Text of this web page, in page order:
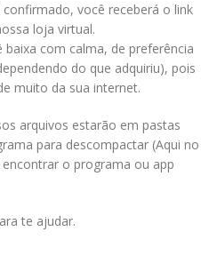
você receberá o link
loja virtual.
com calma, de preferência
do que adquiriu), pois
muito da sua internet.
arquivos estarão em pastas
para descompactar (Aqui no
o programa ou app
te ajudar.